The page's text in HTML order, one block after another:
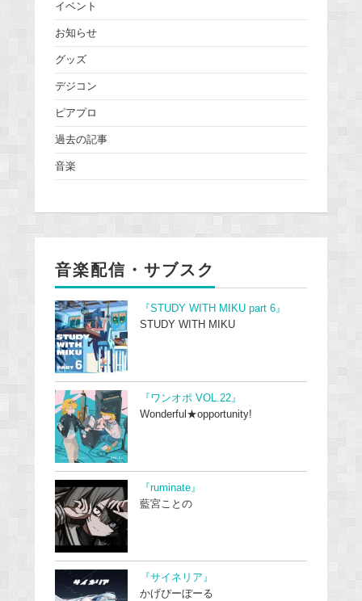
イベント
お知らせ
グッズ
デジコン
ピアプロ
過去の記事
音楽
音楽配信・サブスク
『STUDY WITH MIKU part 6』
STUDY WITH MIKU
『ワンオポ VOL.22』
Wonderful★opportunity!
『ruminate』
藍宮ことの
『サイネリア』
かげぴーぼーる